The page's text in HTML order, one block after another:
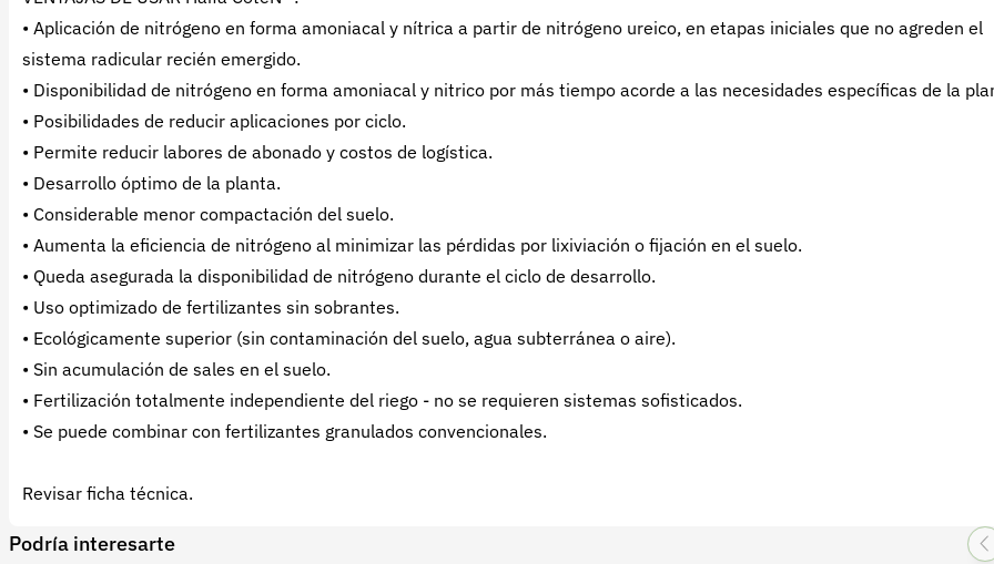
• Aplicación de nitrógeno en forma amoniacal y nítrica a partir de nitrógeno ureico, en etapas iniciales que no agreden el
sistema radicular recién emergido.
• Disponibilidad de nitrógeno en forma amoniacal y nitrico por más tiempo acorde a las necesidades específicas de la
• Posibilidades de reducir aplicaciones por ciclo.
• Permite reducir labores de abonado y costos de logística.
• Desarrollo óptimo de la planta.
• Considerable menor compactación del suelo.
• Aumenta la eficiencia de nitrógeno al minimizar las pérdidas por lixiviación o fijación en el suelo.
• Queda asegurada la disponibilidad de nitrógeno durante el ciclo de desarrollo.
• Uso optimizado de fertilizantes sin sobrantes.
• Ecológicamente superior (sin contaminación del suelo, agua subterránea o aire).
• Sin acumulación de sales en el suelo.
• Fertilización totalmente independiente del riego - no se requieren sistemas sofisticados.
• Se puede combinar con fertilizantes granulados convencionales.
Revisar ficha técnica.
Podría interesarte